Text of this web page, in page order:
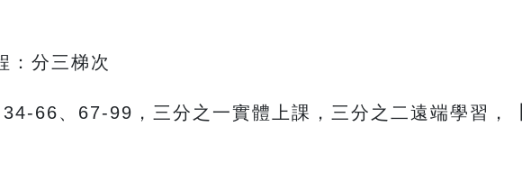
：分三梯次
66、67-99，三分之一實體上課，三分之二遠端學習，